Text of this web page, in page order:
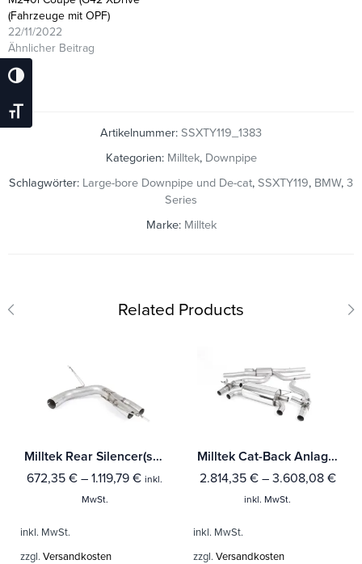
Umschalten Auf Hohe Kontraste
Schrift Vergrößern
(Fahrzeuge mit OPF)
22/11/2022
Ähnlicher Beitrag
Artikelnummer: SSXTY119_1383
Kategorien: Milltek, Downpipe
Schlagwörter: Large-bore Downpipe und De-cat, SSXTY119, BMW, 3
Series
Marke: Milltek
Related Products
Milltek Rear Silencer(s) BMW 1 Series 125i (F20 & F21 - Mit B48 Motor
672,35 € – 1.119,79 € inkl.
MwSt.
inkl. MwSt.
zzgl. Versandkosten
Milltek Cat-Back Anlage BMW 2 Series M2 Competition Coupé (F87) Mit TÜV / ECE Zulassung!
2.814,35 €– 3.608,08 €
inkl. MwSt.
inkl. MwSt.
zzgl. Versandkosten